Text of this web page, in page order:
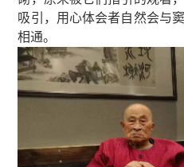
吸引，用心体会者自然会与
相通。